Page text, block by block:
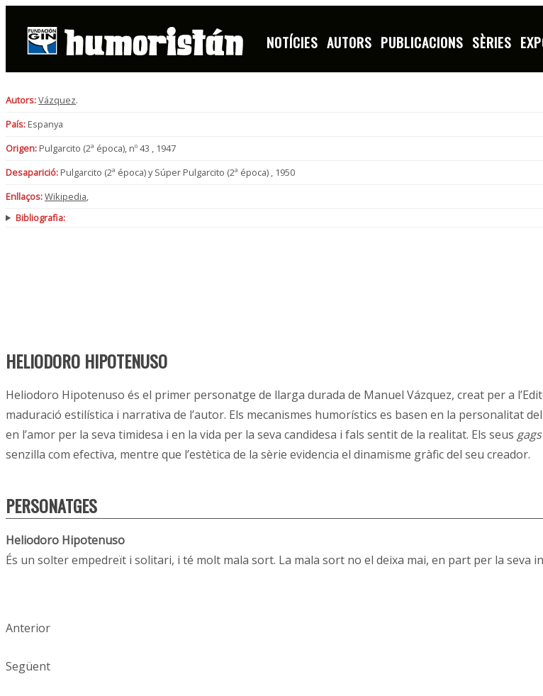
NOTÍCIES AUTORS PUBLICACIONS SÈRIES
Autors:Vázquez.
País: Espanya
Origen: Pulgarcito (2ª época), nº 43 , 1947
Desaparició: Pulgarcito (2ª época) y Súper Pulgarcito (2ª época) , 1950
Enllaços:Wikipedia
Bibliografia:
HELIODORO HIPOTENUSO
Heliodoro Hipotenuso és el primer personatge de llarga durada de Manuel Vázquez, creat per a
maduració estilística i narrativa de l’autor. Els mecanismes humorístics es basen en la personalitat
en l’amor per la seva timidesa i en la vida per la seva candidesa i fals sentit de la realitat. Els seus gags
senzilla com efectiva, mentre que l’estètica de la sèrie evidencia el dinamisme gràfic del seu creador.
PERSONATGES
Heliodoro Hipotenuso
És un solter empedreït i solitari, i té molt mala sort. La mala sort no el deixa mai, en part per la seva
Anterior
Següent